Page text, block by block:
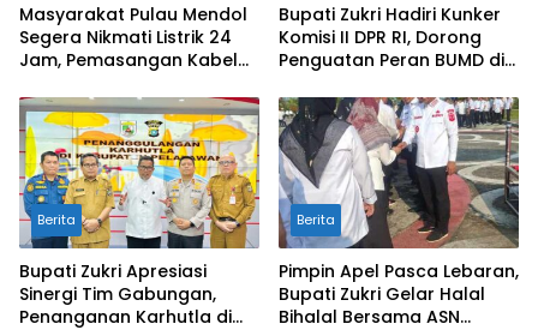
Masyarakat Pulau Mendol
Segera Nikmati Listrik 24
Jam, Pemasangan Kabel
Persen
Bupati Zukri Hadiri Kunker
Komisi II DPR RI, Dorong
Penguatan Peran BUMD di
Berita
Bupati Zukri Apresiasi
Sinergi Tim Gabungan,
Penanganan Karhutla di
Berita
Pimpin Apel Pasca Lebaran,
Bupati Zukri Gelar Halal
Bihalal Bersama ASN